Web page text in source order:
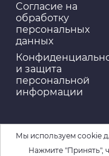
Cогласие на
обработку
персональных
данных
и защита
персональной
информации
Мы используем cookie
Нажмите "Принять",